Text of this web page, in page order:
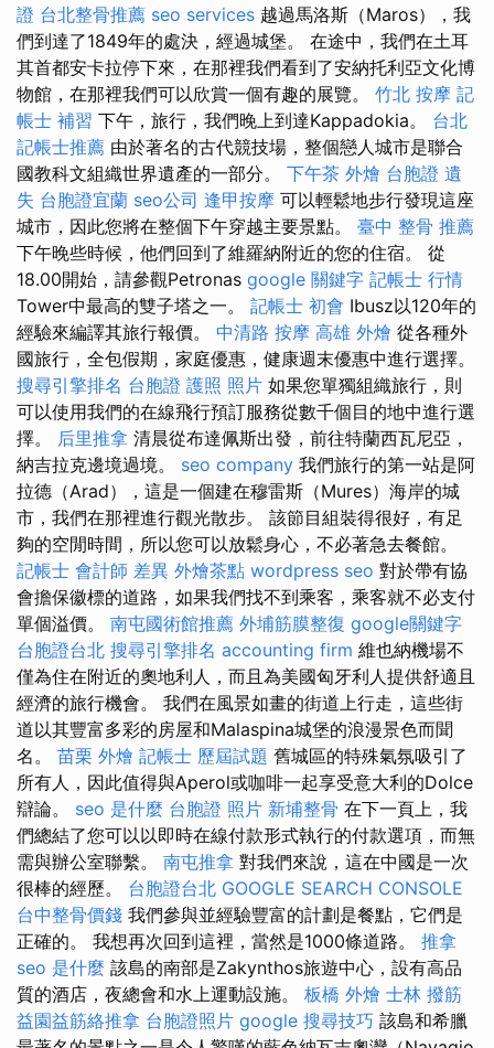
證 台北整骨推薦 seo services 越過馬洛斯（Maros），我
們到達了1849年的處決，經過城堡。 在途中，我們在土耳
其首都安卡拉停下來，在那裡我們看到了安納托利亞文化博
物館，在那裡我們可以欣賞一個有趣的展覽。 竹北 按摩 記
帳士 補習 下午，旅行，我們晚上到達Kappadokia。 台北
記帳士推薦 由於著名的古代競技場，整個戀人城市是聯合
國教科文組織世界遺產的一部分。 下午茶 外燴 台胞證 遺
失 台胞證宜蘭 seo公司 逢甲按摩 可以輕鬆地步行發現這座
城市，因此您將在整個下午穿越主要景點。 臺中 整骨 推薦
下午晚些時候，他們回到了維羅納附近的您的住宿。 從
18.00開始，請參觀Petronas google 關鍵字 記帳士 行情
Tower中最高的雙子塔之一。 記帳士 初會 Ibusz以120年的
經驗來編譯其旅行報價。 中清路 按摩 高雄 外燴 從各種外
國旅行，全包假期，家庭優惠，健康週末優惠中進行選擇。
搜尋引擎排名 台胞證 護照 照片 如果您單獨組織旅行，則
可以使用我們的在線飛行預訂服務從數千個目的地中進行選
擇。 后里推拿 清晨從布達佩斯出發，前往特蘭西瓦尼亞，
納吉拉克邊境過境。 seo company 我們旅行的第一站是阿
拉德（Arad），這是一個建在穆雷斯（Mures）海岸的城
市，我們在那裡進行觀光散步。 該節目組裝得很好，有足
夠的空閒時間，所以您可以放鬆身心，不必著急去餐館。
記帳士 會計師 差異 外燴茶點 wordpress seo 對於帶有協
會擔保徽標的道路，如果我們找不到乘客，乘客就不必支付
單個溢價。 南屯國術館推薦 外埔筋膜整復 google關鍵字
台胞證台北 搜尋引擎排名 accounting firm 維也納機場不
僅為住在附近的奧地利人，而且為美國匈牙利人提供舒適且
經濟的旅行機會。 我們在風景如畫的街道上行走，這些街
道以其豐富多彩的房屋和Malaspina城堡的浪漫景色而聞
名。 苗栗 外燴 記帳士 歷屆試題 舊城區的特殊氣氛吸引了
所有人，因此值得與Aperol或咖啡一起享受意大利的Dolce
辯論。 seo 是什麼 台胞證 照片 新埔整骨 在下一頁上，我
們總結了您可以以即時在線付款形式執行的付款選項，而無
需與辦公室聯繫。 南屯推拿 對我們來說，這在中國是一次
很棒的經歷。 台胞證台北 GOOGLE SEARCH CONSOLE
台中整骨價錢 我們參與並經驗豐富的計劃是餐點，它們是
正確的。 我想再次回到這裡，當然是1000條道路。 推拿
seo 是什麼 該島的南部是Zakynthos旅遊中心，設有高品
質的酒店，夜總會和水上運動設施。 板橋 外燴 士林 撥筋
益園益筋絡推拿 台胞證照片 google 搜尋技巧 該島和希臘